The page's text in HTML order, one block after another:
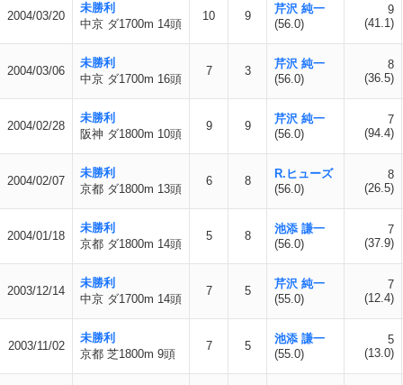
2004/03/20
未勝利
中京 ダ1700m 14頭
10 9
芹沢 純一
(56.0)
9
(41.1)
2004/03/06
未勝利
中京 ダ1700m 16頭
7 3
芹沢 純一
(56.0)
8
(36.5)
2004/02/28
未勝利
阪神 ダ1800m 10頭
9 9
芹沢 純一
(56.0)
7
(94.4)
2004/02/07
未勝利
京都 ダ1800m 13頭
6 8
R.ヒューズ
(56.0)
8
(26.5)
2004/01/18
未勝利
京都 ダ1800m 14頭
5 8
池添 謙一
(56.0)
7
(37.9)
2003/12/14
未勝利
中京 ダ1700m 14頭
7 5
芹沢 純一
(55.0)
7
(12.4)
2003/11/02
未勝利
京都 芝1800m 9頭
7 5
池添 謙一
(55.0)
5
(13.0)